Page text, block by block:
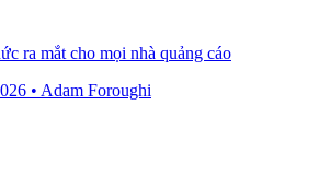
ra mắt cho mọi nhà quảng cáo
• Adam Foroughi